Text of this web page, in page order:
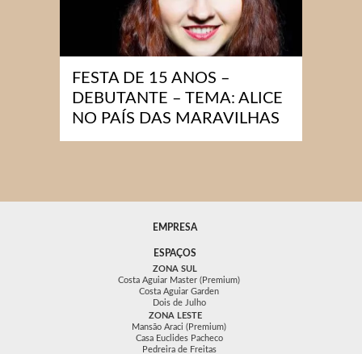
FESTA DE 15 ANOS –
DEBUTANTE – TEMA: ALICE
NO PAÍS DAS MARAVILHAS
EMPRESA
ESPAÇOS
ZONA SUL
Costa Aguiar Master (Premium)
Costa Aguiar Garden
Dois de Julho
ZONA LESTE
Mansão Araci (Premium)
Casa Euclides Pacheco
Pedreira de Freitas